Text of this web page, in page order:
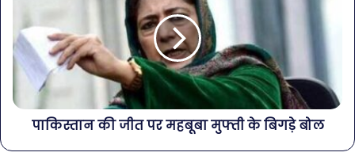
पाकिस्तान की जीत पर महबूबा मुफ्ती के बिगड़े बोल